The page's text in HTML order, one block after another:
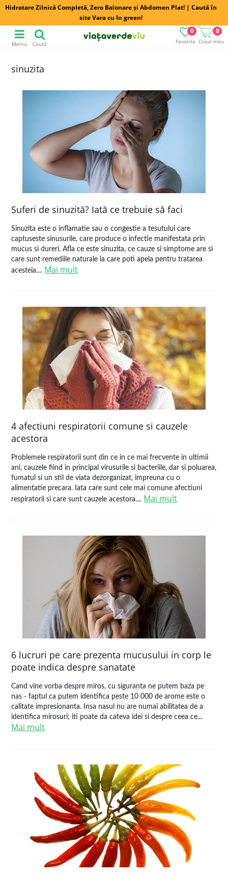
Hidratare Zilnică Completă, Zero Balonare și Abdomen Plat! | Caută în
site Vara cu In green!
Favorite
0
Coșul meu
0
Meniu Caută
sinuzita
Suferi de sinuzită? Iată ce trebuie să faci
Sinuzita este o inflamatie sau o congestie a tesutului care
captuseste sinusurile, care produce o infectie manifestata prin
mucus si dureri. Afla ce este sinuzita, ce cauze si simptome are si
care sunt remediile naturale la care poti apela pentru tratarea
acesteia.... Mai mult
4 afectiuni respiratorii comune si cauzele
acestora
Problemele respiratorii sunt din ce in ce mai frecvente in ultimii
ani, cauzele fiind in principal virusurile si bacteriile, dar si poluarea,
fumatul si un stil de viata dezorganizat, impreuna cu o
alimentatie precara. Iata care sunt cele mai comune afectiuni
respiratorii si care sunt cauzele acestora.... Mai mult
6 lucruri pe care prezenta mucusului in corp le
poate indica despre sanatate
Cand vine vorba despre miros, cu siguranta ne putem baza pe
nas - faptul ca putem identifica peste 10 000 de arome este o
calitate impresionanta. Insa nasul nu are numai abilitatea de a
identifica mirosuri; iti poate da cateva idei si despre ceea ce...
Mai mult